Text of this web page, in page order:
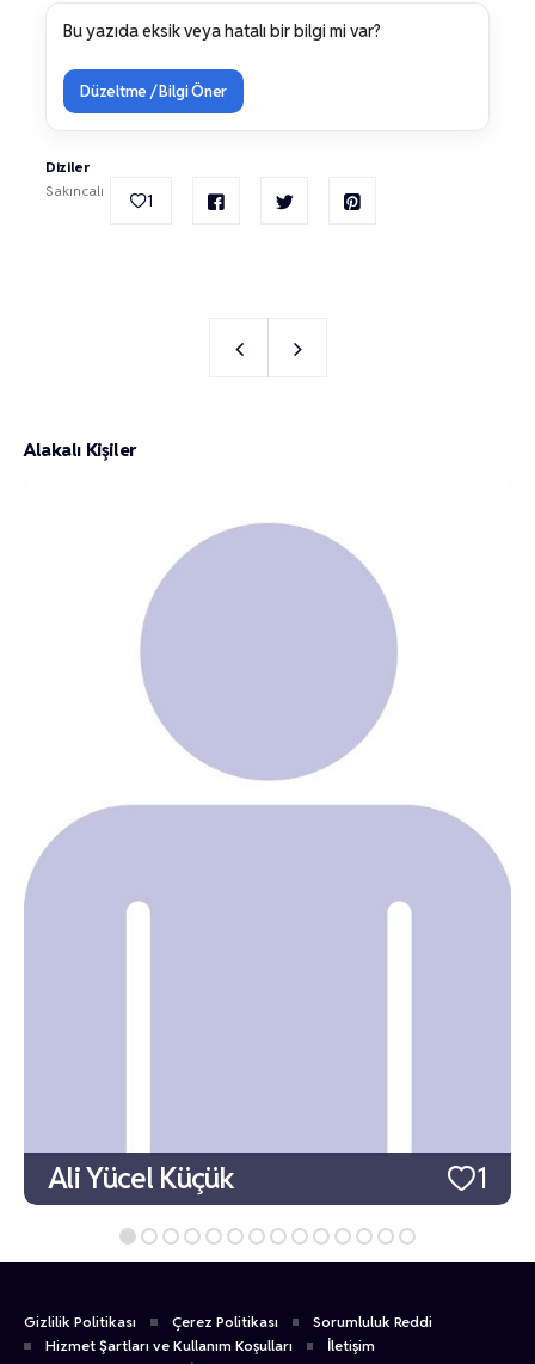
Bu yazıda eksik veya hatalı bir bilgi mi var?
Düzeltme / Bilgi Öner
Diziler
Sakıncalı
1
Alakalı Kişiler
1
Ali Yücel Küçük
Gizlilik Politikası Çerez Politikası
Sorumluluk Reddi
Hizmet Şartları ve Kullanım Koşulları
İletişim